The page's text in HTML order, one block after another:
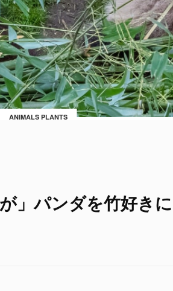
ANIMALS PLANTS
」パンダを竹好き